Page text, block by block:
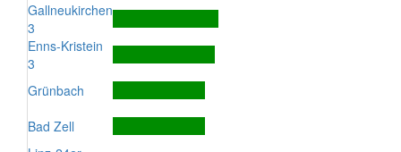
Gallneukirchen
3
Enns-Kristein
3
Grünbach
Bad Zell